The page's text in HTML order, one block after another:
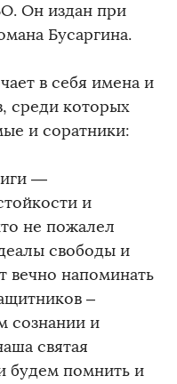
Он издан при
Бусаргина.
в себя имена и
среди которых
и соратники:
—
и
не пожалел
свободы и
вечно напоминать
–
сознании и
святая
будем помнить и